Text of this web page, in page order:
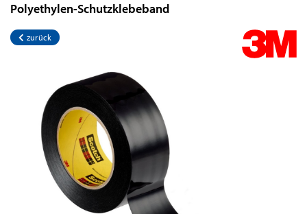
Polyethylen-Schutzklebeband
zurück